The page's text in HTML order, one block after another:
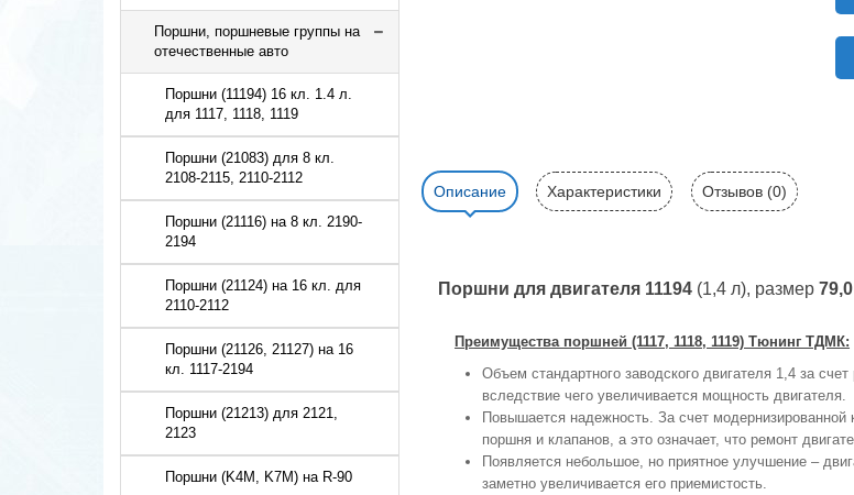
Поршни, поршневые группы на
отечественные авто
Поршни (11194) 16 кл. 1.4 л.
для 1117, 1118, 1119
Поршни (21083) для 8 кл.
2108-2115, 2110-2112
Поршни (21116) на 8 кл. 2190-
2194
Поршни (21124) на 16 кл. для
2110-2112
Поршни (21126, 21127) на 16
кл. 1117-2194
Поршни (21213) для 2121,
2123
Поршни (K4M, K7M) на R-90
Описание Характеристики Отзывов (0)
Поршни для двигателя 11194 (1,4 л), размер
Преимущества поршней (1117, 1118, 1119) Тюнинг ТДМК:
Объем стандартного заводского двигателя 1,4 за
вследствие чего увеличивается мощность двигателя.
Повышается надежность. За счет
поршня и клапанов, а это означает, что ремонт
Появляется небольшое, но приятное улучшение –
заметно увеличивается его приемистость.